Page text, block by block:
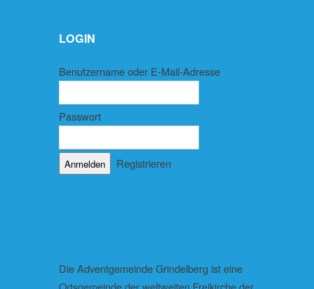
LOGIN
Benutzername oder E-Mail-Adresse
Passwort
Registrieren
Die Adventgemeinde Grindelberg ist eine